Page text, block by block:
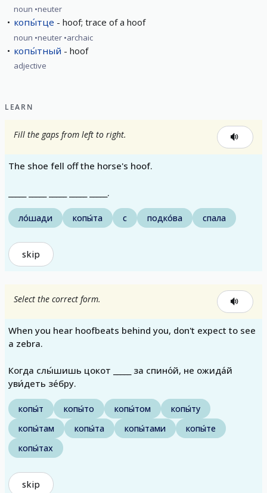
noun neuter
копы́тце hoof; trace of a hoof
noun neuter archaic
копы́тный hoof
adjective
LEARN
Fill the gaps from left to right.
The shoe fell off the horse's hoof.
_____ _____ _____ _____ _____.
ло́шади копы́та с подко́ва спала
skip
Select the correct form.
When you hear hoofbeats behind you, don't expect to see
a zebra.
Когда слы́шишь цокот _____ за спино́й, не ожида́й
уви́деть зе́бру.
копы́т копы́то копы́том
копы́ту
копы́там
копы́та копы́тами
копы́те
копы́тах
skip